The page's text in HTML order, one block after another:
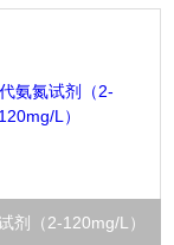
剂（2-120mg/L）